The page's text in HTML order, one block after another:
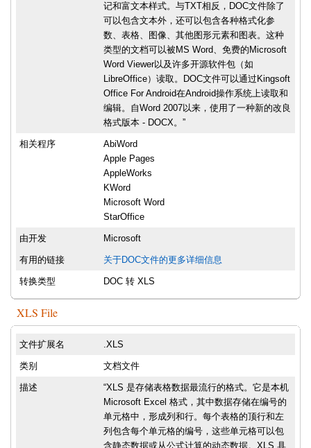
记和富文本样式。与TXT相反，DOC文件除了
可以包含文本外，还可以包含各种格式化参
数、表格、图像、其他图形元素和图表。这种
类型的文档可以被MS Word、免费的Microsoft
Word Viewer以及许多开源软件包（如
LibreOffice）读取。DOC文件可以通过Kingsoft
Office For Android在Android操作系统上读取和
编辑。自Word 2007以来，使用了一种新的改良
格式版本 - DOCX。”
相关程序
AbiWord
Apple Pages
AppleWorks
KWord
Microsoft Word
StarOffice
由开发 Microsoft
有用的链接 关于DOC文件的更多详细信息
转换类型 DOC 转 XLS
XLS File
文件扩展名 .XLS
类别 文档文件
描述
“XLS 是存储表格数据最流行的格式。它是本机
Microsoft Excel 格式，其中数据存储在编号的
单元格中，形成列和行。每个表格的顶行和左
列包含每个单元格的编号，这些单元格可以包
含静态数据或从公式计算的动态数据。XLS 具